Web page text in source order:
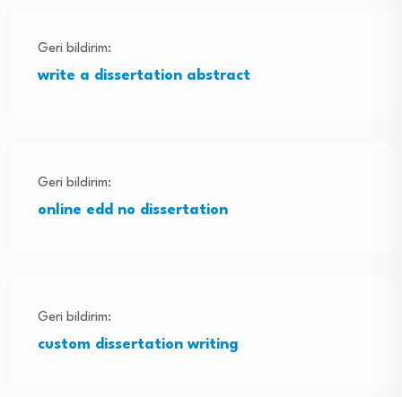
Geri bildirim:
write a dissertation abstract
Geri bildirim:
online edd no dissertation
Geri bildirim:
custom dissertation writing